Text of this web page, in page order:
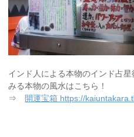
インド人による本物のインド占
みる本物の風水はこちら！
⇒ 開運宝箱 https://